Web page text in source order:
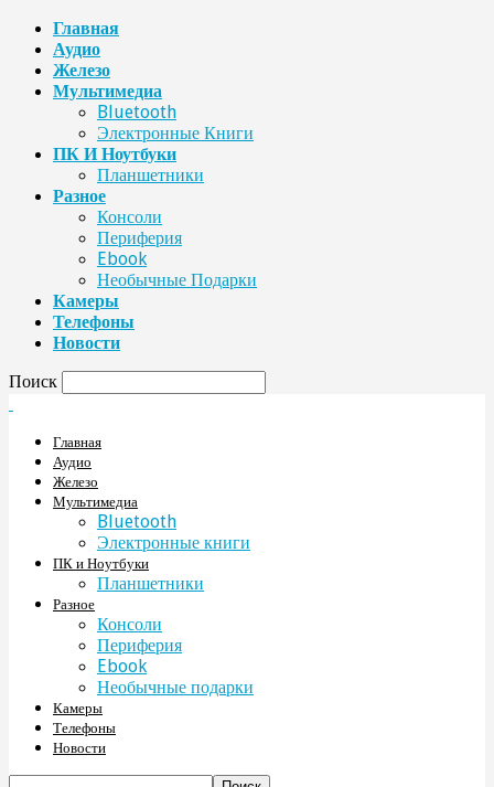
Главная
Аудио
Железо
Мультимедиа
Bluetooth
Электронные Книги
ПК И Ноутбуки
Планшетники
Разное
Консоли
Периферия
Ebook
Необычные Подарки
Камеры
Телефоны
Новости
Поиск
Главная
Аудио
Железо
Мультимедиа
Bluetooth
Электронные книги
ПК и Ноутбуки
Планшетники
Разное
Консоли
Периферия
Ebook
Необычные подарки
Камеры
Телефоны
Новости